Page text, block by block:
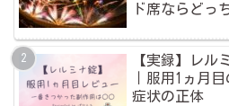
ド席ならどっ
【実録】レル
｜服用1ヵ月
症状の正体